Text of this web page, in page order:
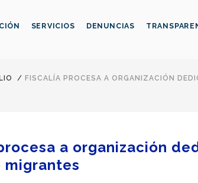
SERVICIOS DENUNCIAS
/ FISCALÍA PROCESA A ORGANIZACIÓN
a organización